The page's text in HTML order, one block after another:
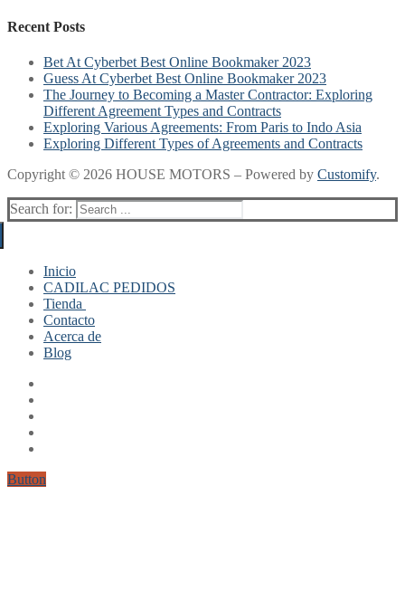
Recent Posts
Bet At Cyberbet Best Online Bookmaker 2023
Guess At Cyberbet Best Online Bookmaker 2023
The Journey to Becoming a Master Contractor: Exploring
Different Agreement Types and Contracts
Exploring Various Agreements: From Paris to Indo Asia
Exploring Different Types of Agreements and Contracts
Copyright © 2026 HOUSE MOTORS – Powered by Customify.
Search for:
Inicio
CADILAC PEDIDOS
Tienda
Mi cuenta
Finalizar compra
Contacto
Acerca de
Blog
Button